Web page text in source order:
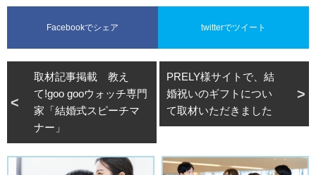
Facebookでシェア twitterでツイート
取材記事掲載 教え
て!goo gooウォッチ専門
家「結婚式スピーチマ
ナー」
PRELY様サイトで、結
婚祝いのギフトについ
て取材いただきました